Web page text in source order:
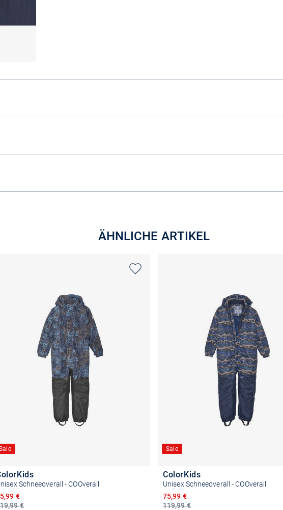
ÄHNLICHE ARTIKEL
Schneeoverall - COOverall
€
Preis
€
Sale
ColorKids
Unisex Schneeoverall - COOverall
119,99 €
Ermäßigter Preis
75,99 €